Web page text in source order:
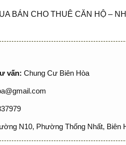
BÁN CHO THUÊ CĂN HỘ –
vấn: Chung Cư Biên Hòa
N10, Phường Thống Nhất, Biên